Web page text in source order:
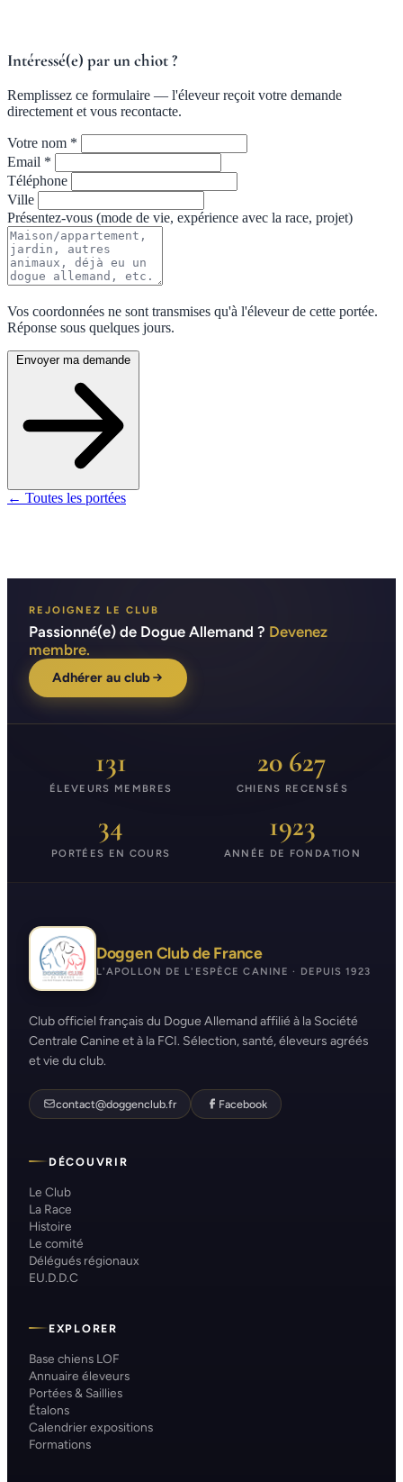
Intéressé(e) par un chiot ?
Remplissez ce formulaire — l'éleveur reçoit votre demande
directement et vous recontacte.
Votre nom *
Email *
Téléphone
Ville
Présentez-vous (mode de vie, expérience avec la race, projet)
Vos coordonnées ne sont transmises qu'à l'éleveur de cette portée.
Réponse sous quelques jours.
Envoyer ma demande
← Toutes les portées
REJOIGNEZ LE CLUB
Passionné(e) de Dogue Allemand ? Devenez
membre.
Adhérer au club
131
ÉLEVEURS MEMBRES
20 627
CHIENS RECENSÉS
34
PORTÉES EN COURS
1923
ANNÉE DE FONDATION
Doggen Club de France
L'APOLLON DE L'ESPÈCE CANINE · DEPUIS 1923
Club officiel français du Dogue Allemand affilié à la Société
Centrale Canine et à la FCI. Sélection, santé, éleveurs agréés
et vie du club.
contact@doggenclub.fr Facebook
DÉCOUVRIR
Le Club
La Race
Histoire
Le comité
Délégués régionaux
EU.D.D.C
EXPLORER
Base chiens LOF
Annuaire éleveurs
Portées & Saillies
Étalons
Calendrier expositions
Formations